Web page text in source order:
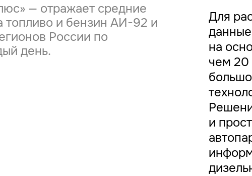
— отражает средние
топливо и бензин АИ-92 и
России по
день.
Для
на
чем 20
и